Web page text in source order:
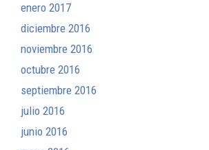
enero 2017
diciembre 2016
noviembre 2016
octubre 2016
septiembre 2016
julio 2016
junio 2016